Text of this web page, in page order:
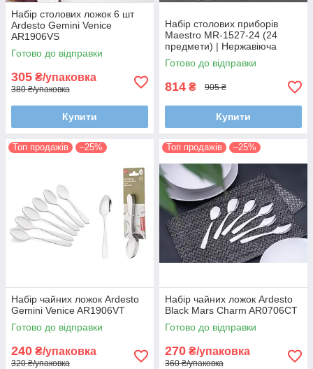
Набір столових ложок 6 шт
Ardesto Gemini Venice
AR1906VS
Готово до відправки
305 ₴/упаковка
380 ₴/упаковка
Купити
Набір столових приборів
Maestro MR-1527-24 (24
предмети) | Нержавіюча
сталь, комплект на 6 персон
Готово до відправки
814 ₴ 905 ₴
Купити
Топ продажів –25%
Набір чайних ложок Ardesto
Gemini Venice AR1906VT
Готово до відправки
240 ₴/упаковка
320 ₴/упаковка
Топ продажів –25%
Набір чайних ложок Ardesto
Black Mars Charm AR0706CT
Готово до відправки
270 ₴/упаковка
360 ₴/упаковка